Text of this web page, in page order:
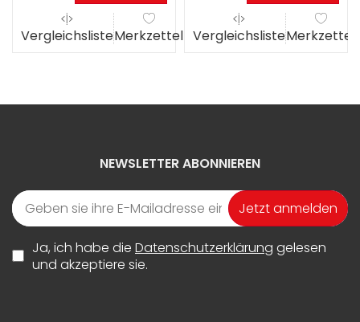
VergleichslisteMerkzettel VergleichslisteMerkzettel
NEWSLETTER ABONNIEREN
Jetzt anmelden
Ja, ich habe die Datenschutzerklärung gelesen
und akzeptiere sie.